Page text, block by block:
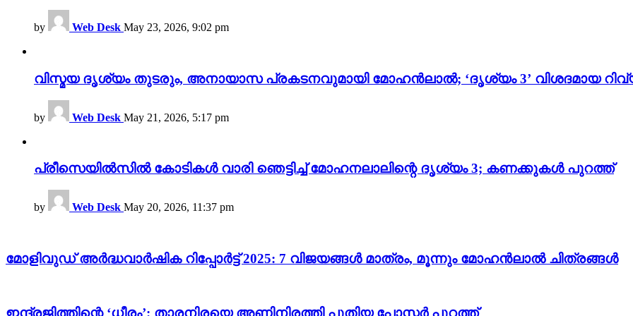
by Web Desk May 23, 2026, 9:02 pm
വിസ്മയ ദൃശ്യം തുടരും, അനായാസ പ്രകടനവുമായി മോഹൻലാൽ; ‘ദൃശ്യം 3’ വിശദമായ
by Web Desk May 21, 2026, 5:17 pm
പ്രീസെയിൽസിൽ കോടികൾ വാരി ഞെട്ടിച്ച് മോഹനലാലിന്റെ ദൃശ്യം 3; കണക്കുകൾ പുറത്ത്
by Web Desk May 20, 2026, 11:37 pm
മോളിവുഡ് അർദ്ധവാർഷിക റിപ്പോർട്ട് 2025: 7 വിജയങ്ങൾ മാത്രം, മൂന്നും മോഹൻലാൽ ചിത്രങ്ങൾ
ഇന്ദ്രജിത്തിന്റെ ‘ധീരം’: താരനിരയെ അണിനിരത്തി പുതിയ പോസ്റ്റർ പുറത്ത്